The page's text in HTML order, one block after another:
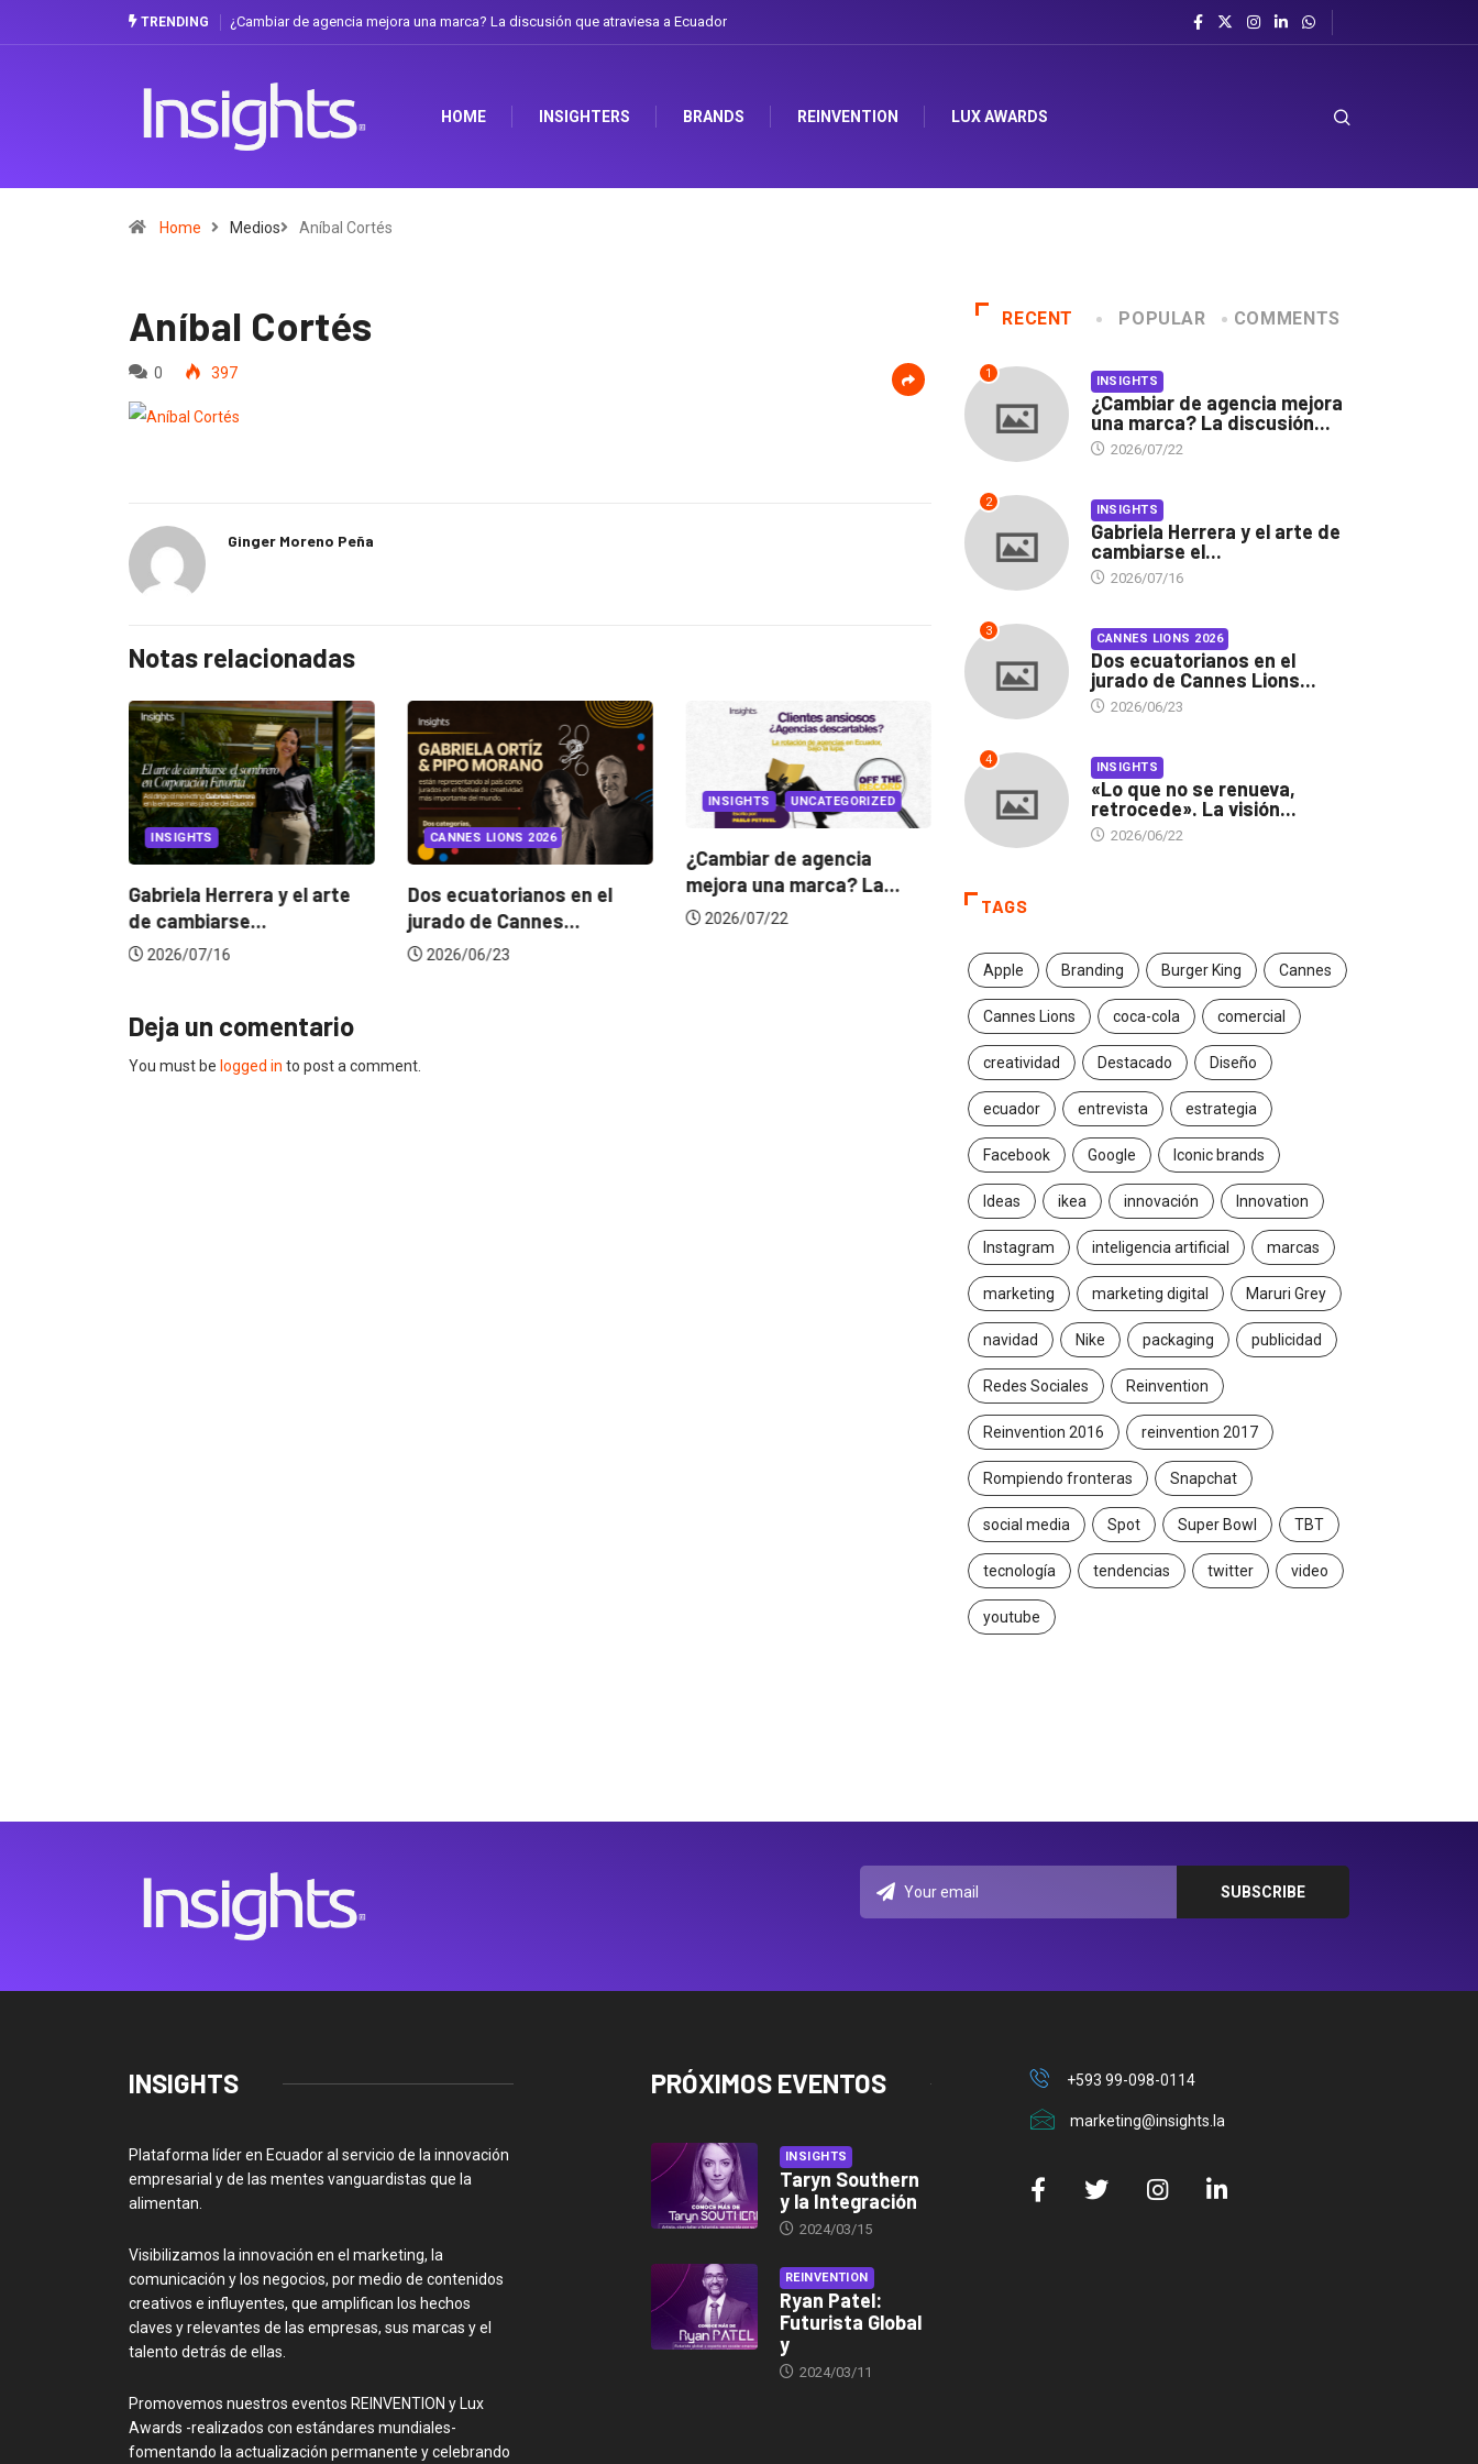
TRENDING ¿Cambiar de agencia mejora una marca? La discusión que atraviesa a EcuadorGabriela Herrera y el arte de cambiarse el sombrero en Corporación Favorita
HOME INSIGHTERS BRANDS REINVENTION LUX AWARDS
Home Medios Aníbal Cortés
Aníbal Cortés
0 397
Ginger Moreno Peña
Notas relacionadas
INSIGHTS
Gabriela Herrera y el arte
de cambiarse...
2026/07/16
CANNES LIONS 2026
Dos ecuatorianos en el
jurado de Cannes...
2026/06/23
INSIGHTS UNCATEGORIZED
¿Cambiar de agencia
mejora una marca? La...
2026/07/22
INSIGHTS
Gabriela Herrera y el arte
de cambiarse...
2026/07/16 2026/06/23
Deja un comentario
You must be logged in to post a comment.
RECENT POPULAR COMMENTS
1 INSIGHTS
¿Cambiar de agencia mejora
una marca? La discusión...
2026/07/22
2 INSIGHTS
Gabriela Herrera y el arte de
cambiarse el...
2026/07/16
3 CANNES LIONS 2026
Dos ecuatorianos en el
jurado de Cannes Lions...
2026/06/23
4 INSIGHTS
«Lo que no se renueva,
retrocede». La visión...
2026/06/22
TAGS
Apple Branding Burger King Cannes
Cannes Lions coca-cola comercial
creatividad Destacado Diseño
ecuador entrevista estrategia
Facebook Google Iconic brands
Ideas ikea innovación Innovation
Instagram inteligencia artificial marcas
marketing marketing digital Maruri Grey
navidad Nike packaging publicidad
Redes Sociales Reinvention
Reinvention 2016 reinvention 2017
Rompiendo fronteras Snapchat
social media Spot Super Bowl TBT
tecnología tendencias twitter video
youtube
INSIGHTS
Plataforma líder en Ecuador al servicio de la innovación
empresarial y de las mentes vanguardistas que la
alimentan.
Visibilizamos la innovación en el marketing, la
comunicación y los negocios, por medio de contenidos
creativos e influyentes, que amplifican los hechos
claves y relevantes de las empresas, sus marcas y el
talento detrás de ellas.
Promovemos nuestros eventos REINVENTION y Lux
Awards -realizados con estándares mundiales-
fomentando la actualización permanente y celebrando
PRÓXIMOS EVENTOS
INSIGHTS
Taryn Southern
y la Integración
2024/03/15
REINVENTION
Ryan Patel:
Futurista Global
y
2024/03/11
+593 99-098-0114
marketing@insights.la